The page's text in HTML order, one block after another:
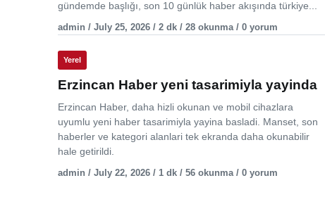
gündemde başlığı, son 10 günlük haber akışında türkiye...
admin / July 25, 2026 / 2 dk / 28 okunma / 0 yorum
Yerel
Erzincan Haber yeni tasarimiyla yayinda
Erzincan Haber, daha hizli okunan ve mobil cihazlara
uyumlu yeni haber tasarimiyla yayina basladi. Manset, son
haberler ve kategori alanlari tek ekranda daha okunabilir
hale getirildi.
admin / July 22, 2026 / 1 dk / 56 okunma / 0 yorum